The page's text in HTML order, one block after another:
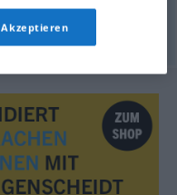
Akzeptieren